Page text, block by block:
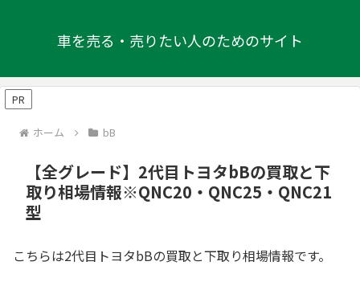
車を売る・売りたい人のためのサイト
PR
ホーム bB
【全グレード】2代目トヨタbBの買取と下
取り相場情報※QNC20・QNC25・QNC21
型
こちらは2代目トヨタbBの買取と下取り相場情報です。